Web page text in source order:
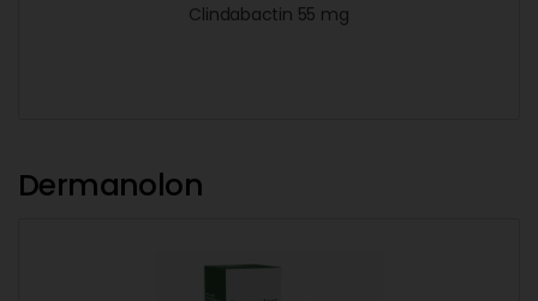
Clindabactin 55 mg
Dermanolon